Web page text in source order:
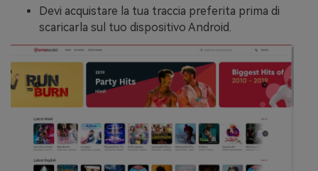
Devi acquistare la tua traccia preferita prima di
scaricarla sul tuo dispositivo Android.